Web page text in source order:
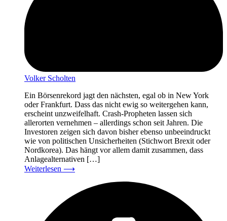
Volker Scholten
Ein Börsenrekord jagt den nächsten, egal ob in New York
oder Frankfurt. Dass das nicht ewig so weitergehen kann,
erscheint unzweifelhaft. Crash-Propheten lassen sich
allerorten vernehmen – allerdings schon seit Jahren. Die
Investoren zeigen sich davon bisher ebenso unbeeindruckt
wie von politischen Unsicherheiten (Stichwort Brexit oder
Nordkorea). Das hängt vor allem damit zusammen, dass
Anlagealternativen […]
Weiterlesen ⟶